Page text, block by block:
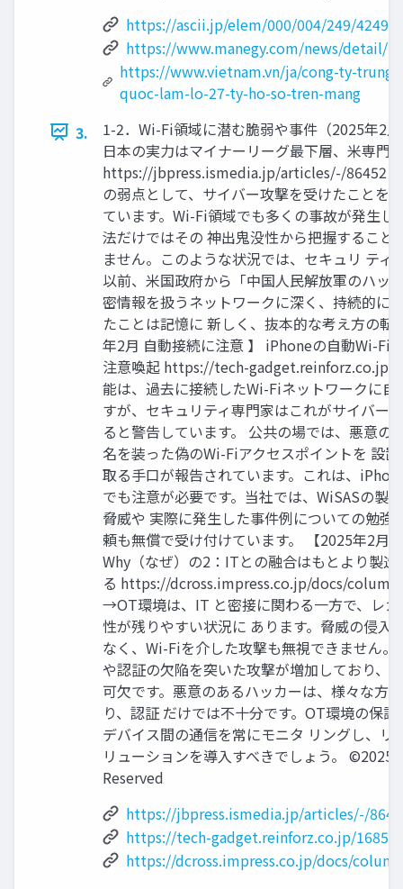
https://ascii.jp/elem/000/004/249/
https://www.manegy.com/news/detail/
https://www.vietnam.vn/ja/cong-ty-trung-
quoc-lam-lo-27-ty-ho-so-tren-mang
3.
1-2．Wi-Fi領域に潜む脆弱や事件（2025年2
日本の実力はマイナーリーグ最下層、米専門
https://jbpress.ismedia.jp/articles/-/86452 →
の弱点として、サイバー攻撃を受けたことを
ています。Wi-Fi領域でも多くの事故が発生し
法だけではその 神出鬼没性から把握すること
ません。このような状況では、セキュリ テ
以前、米国政府から「中国人民解放軍のハッ
密情報を扱うネットワークに深く、持続的に
たことは記憶に 新しく、抜本的な考え方の転
年2月 自動接続に注意 】 iPhoneの自動Wi-Fi
注意喚起 https://tech-gadget.reinforz.co.jp/
能は、過去に接続したWi-Fiネットワークに
すが、セキュリティ専門家はこれがサイバー
ると警告しています。 公共の場では、悪意の
名を装った偽のWi-Fiアクセスポイントを 設
取る手口が報告されています。これは、
でも注意が必要です。当社では、WiSASの製
脅威や 実際に発生した事件例についての勉
頼も無償で受け付けています。 【2025年2月
Why（なぜ）の2：ITとの融合はもとより製
る https://dcross.impress.co.jp/docs/
→OT環境は、IT と密接に関わる一方で、レ
性が残りやすい状況に あります。脅威の侵入
なく、Wi-Fiを介した攻撃も無視できません
や認証の欠陥を突いた攻撃が増加しており、
可欠です。悪意のあるハッカーは、様々な方
り、認証 だけでは不十分です。OT環境の保
デバイス間の通信を常にモニタ リングし、
リューションを導入すべきでしょう。
Reserved
https://jbpress.ismedia.jp/articles/-/
https://tech-gadget.reinforz.co.jp/16852
https://dcross.impress.co.jp/docs/